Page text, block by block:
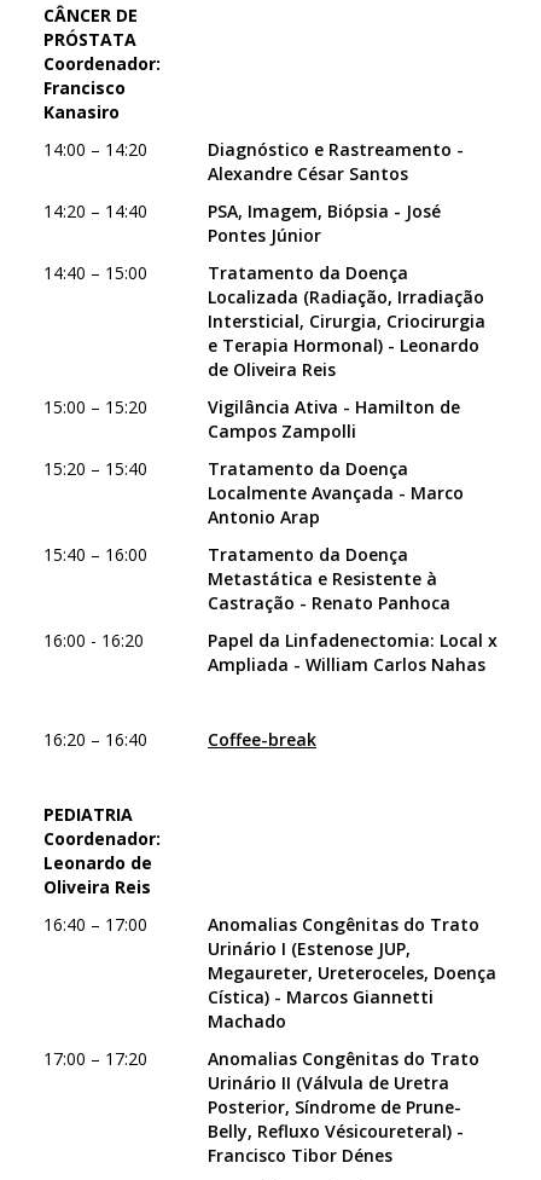
CÂNCER DE
PRÓSTATA
Coordenador:
Francisco
Kanasiro
14:00 – 14:20
Diagnóstico e Rastreamento -
Alexandre César Santos
14:20 – 14:40
PSA, Imagem, Biópsia - José
Pontes Júnior
14:40 – 15:00
Tratamento da Doença
Localizada (Radiação, Irradiação
Intersticial, Cirurgia, Criocirurgia
e Terapia Hormonal) - Leonardo
de Oliveira Reis
15:00 – 15:20
Vigilância Ativa - Hamilton de
Campos Zampolli
15:20 – 15:40
Tratamento da Doença
Localmente Avançada - Marco
Antonio Arap
15:40 – 16:00
Tratamento da Doença
Metastática e Resistente à
Castração - Renato Panhoca
16:00 - 16:20
Papel da Linfadenectomia: Local x
Ampliada - William Carlos Nahas
16:20 – 16:40 Coffee-break
PEDIATRIA
Coordenador:
Leonardo de
Oliveira Reis
16:40 – 17:00
Anomalias Congênitas do Trato
Urinário I (Estenose JUP,
Megaureter, Ureteroceles, Doença
Cística) - Marcos Giannetti
Machado
17:00 – 17:20
Anomalias Congênitas do Trato
Urinário II (Válvula de Uretra
Posterior, Síndrome de Prune-
Belly, Refluxo Vésicoureteral) -
Francisco Tibor Dénes